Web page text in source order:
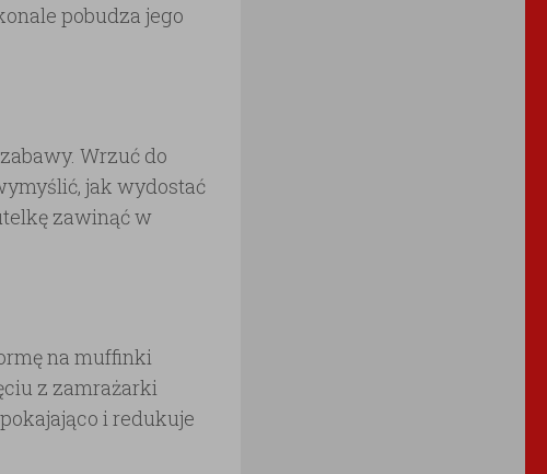
pobudza jego
Wrzuć do
jak wydostać
zawinąć w
na muffinki
z zamrażarki
i redukuje